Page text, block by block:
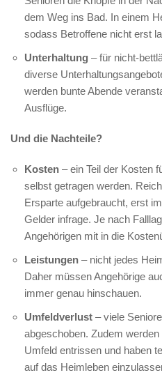
dem Weg ins Bad. In einem
sodass Betroffene nicht erst
Unterhaltung – für nicht-
diverse
werden bunte Abende
Ausflüge.
Und die Nachteile?
Kosten – ein Teil der Kosten
selbst getragen werden.
Ersparte aufgebraucht, erst
Gelder infrage. Je nach
Angehörigen mit in die
Leistungen – nicht jedes
Daher müssen Angehörige
immer genau hinschauen.
Umfeldverlust – viele
abgeschoben. Zudem
Umfeld entrissen und haben
auf das Heimleben